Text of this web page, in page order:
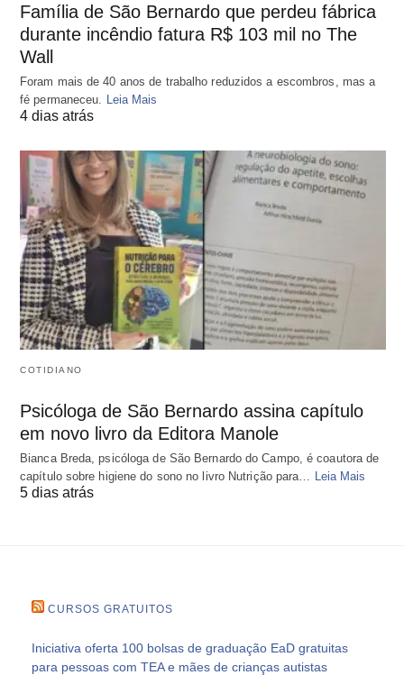
Família de São Bernardo que perdeu fábrica
durante incêndio fatura R$ 103 mil no The
Wall
Foram mais de 40 anos de trabalho reduzidos a escombros, mas a
fé permaneceu. Leia Mais
4 dias atrás
COTIDIANO
Psicóloga de São Bernardo assina capítulo
em novo livro da Editora Manole
Bianca Breda, psicóloga de São Bernardo do Campo, é coautora de
capítulo sobre higiene do sono no livro Nutrição para…
Leia Mais
5 dias atrás
CURSOS GRATUITOS
Iniciativa oferta 100 bolsas de graduação EaD gratuitas
para pessoas com TEA e mães de crianças autistas